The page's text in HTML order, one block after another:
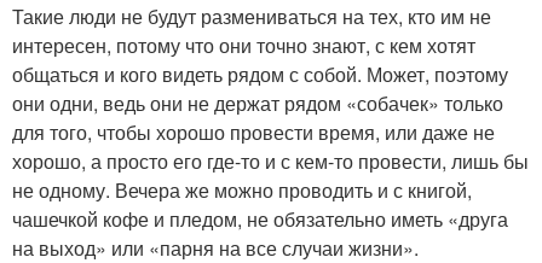
Такие люди не будут размениваться на тех, кто им не
интересен, потому что они точно знают, с кем хотят
общаться и кого видеть рядом с собой. Может, поэтому
они одни, ведь они не держат рядом «собачек» только
для того, чтобы хорошо провести время, или даже не
хорошо, а просто его где-то и с кем-то провести, лишь бы
не одному. Вечера же можно проводить и с книгой,
чашечкой кофе и пледом, не обязательно иметь «друга
на выход» или «парня на все случаи жизни».